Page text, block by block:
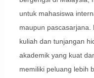
untuk mahasiswa
maupun pascasarjana.
kuliah dan tunjangan
akademik yang kuat
memiliki peluang lebih